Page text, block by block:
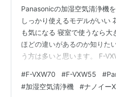
Panasonicの加湿空気清浄機
しっかり使えるモデルがいい
も気になる 寝室で使うなら
ほどの違いがあるのか知りた
う方は多いと思います。 F-
ビングやLDKでしっかり使い
室で、価格と置きやすさを重
#F-VXW70 #F-VXW55 #
#加湿空気清浄機 #ナノイーX